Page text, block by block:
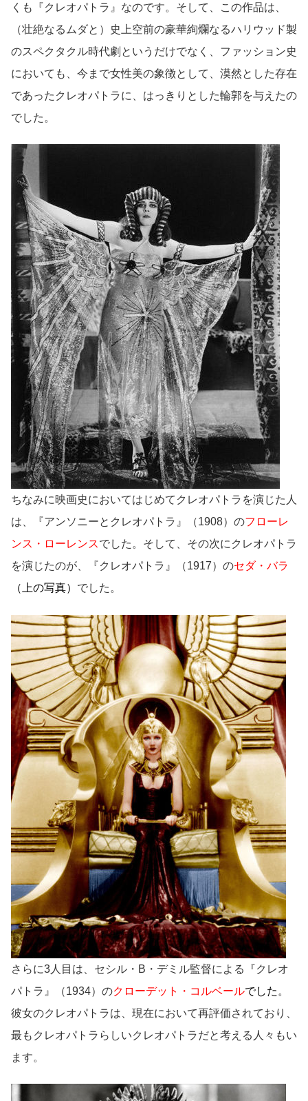
くも『クレオパトラ』なのです。そして、この作品は、
（壮絶なるムダと）史上空前の豪華絢爛なるハリウッド製
のスペクタクル時代劇というだけでなく、ファッション史
においても、今まで女性美の象徴として、漠然とした存在
であったクレオパトラに、はっきりとした輪郭を与えたの
でした。
ちなみに映画史においてはじめてクレオパトラを演じた人
は、『アンソニーとクレオパトラ』（1908）のフローレ
ンス・ローレンスでした。そして、その次にクレオパトラ
を演じたのが、『クレオパトラ』（1917）のセダ・バラ
（上の写真） でした。
さらに3人目は、セシル・B・デミル監督による『クレオ
パトラ』（1934）のクローデット・コルベールでした 。
彼女のクレオパトラは、現在において再評価されており、
最もクレオパトラらしいクレオパトラだと考える人々もい
ます。